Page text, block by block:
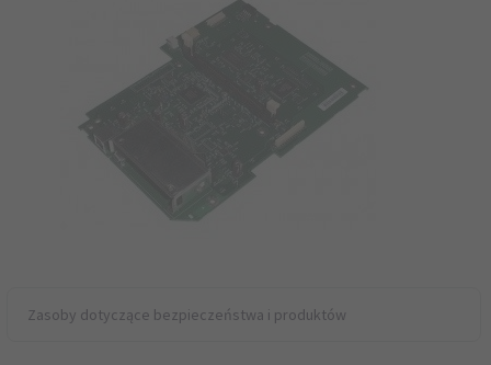
Zasoby dotyczące bezpieczeństwa i produktów